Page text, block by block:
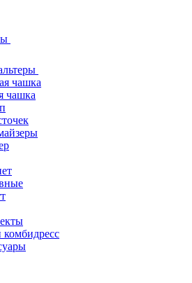
чашка
чашка
комбидресс